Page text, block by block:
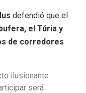
defendió que el
el Túria y
de corredores
ilusionante
será